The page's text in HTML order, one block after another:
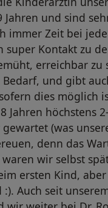
Jahren und sind
immer Zeit bei
super Kontakt zu
erreichbar zu
Bedarf, und gibt
dies möglich
Jahren höchstens
(was
denn das
wir selbst
ersten Kind,
:). Auch seit